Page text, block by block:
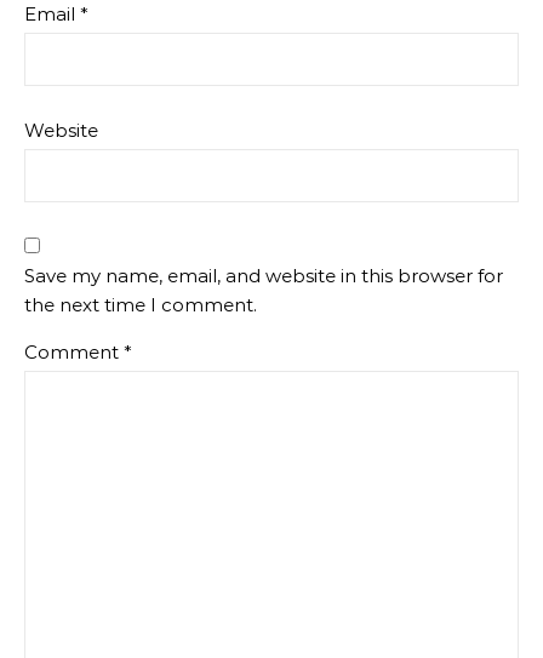
Email *
Website
Save my name, email, and website in this browser for
the next time I comment.
Comment *